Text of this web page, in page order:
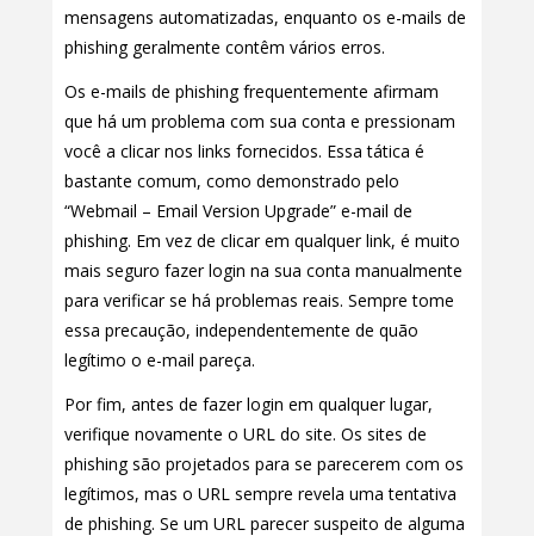
mensagens automatizadas, enquanto os e-mails de
phishing geralmente contêm vários erros.
Os e-mails de phishing frequentemente afirmam
que há um problema com sua conta e pressionam
você a clicar nos links fornecidos. Essa tática é
bastante comum, como demonstrado pelo
“Webmail – Email Version Upgrade” e-mail de
phishing. Em vez de clicar em qualquer link, é muito
mais seguro fazer login na sua conta manualmente
para verificar se há problemas reais. Sempre tome
essa precaução, independentemente de quão
legítimo o e-mail pareça.
Por fim, antes de fazer login em qualquer lugar,
verifique novamente o URL do site. Os sites de
phishing são projetados para se parecerem com os
legítimos, mas o URL sempre revela uma tentativa
de phishing. Se um URL parecer suspeito de alguma